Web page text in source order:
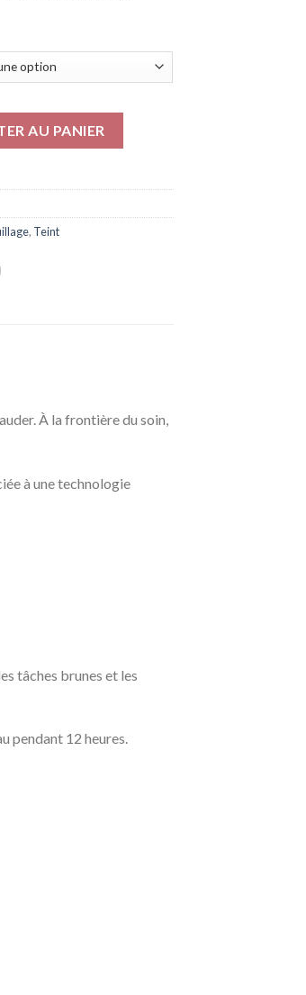
AU PANIER
, Teint
À la frontière du soin,
à une technologie
tâches brunes et les
pendant 12 heures.